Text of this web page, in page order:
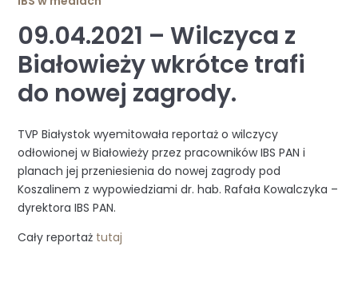
09.04.2021 – Wilczyca z
Białowieży wkrótce trafi
do nowej zagrody.
TVP Białystok wyemitowała reportaż o wilczycy
odłowionej w Białowieży przez pracowników IBS PAN i
planach jej przeniesienia do nowej zagrody pod
Koszalinem z wypowiedziami dr. hab. Rafała Kowalczyka –
dyrektora IBS PAN.
Cały reportaż tutaj